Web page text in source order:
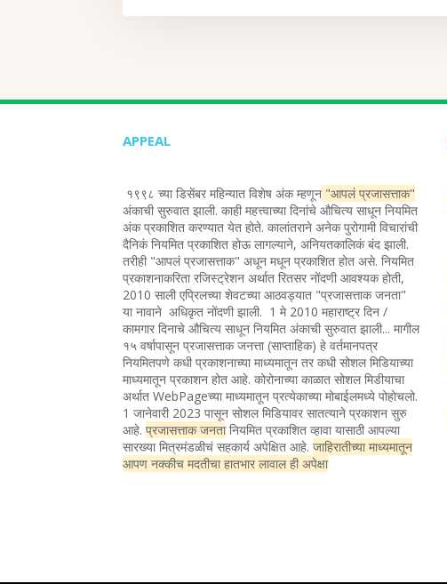
APPEAL
१९९८ च्या डिसेंबर महिन्यात विशेष अंक म्हणून "आपलं प्रजासत्ताक"
अंकाची सुरुवात झाली. काही महत्त्वाच्या दिनांचे औचित्य साधून नियमित
अंक प्रकाशित करण्यात येत होते. कालांतराने अनेक पुरोगामी विचारांची
दैनिकं नियमित प्रकाशित होऊ लागल्याने, अनियतकालिकं बंद झाली.
तरीही "आपलं प्रजासत्ताक" अधून मधून प्रकाशित होत असे. नियमित
प्रकाशनाकरिता रजिस्ट्रेशन अर्थात रितसर नोंदणी आवश्यक होती,
2010 साली एप्रिलच्या शेवटच्या आठवड्यात "प्रजासत्ताक जनता"
या नावाने अधिकृत नोंदणी झाली. 1 मे 2010 महाराष्ट्र दिन /
कामगार दिनाचे औचित्य साधून नियमित अंकाची सुरुवात झाली... मागील
१५ वर्षापासून प्रजासत्ताक जनत्ता (साप्ताहिक) हे वर्तमानपत्र
नियमितपणे कधी प्रकाशनाच्या माध्यमातून तर कधी सोशल मिडियाच्या
माध्यमातून प्रकाशन होत आहे. कोरोनाच्या काळात सोशल मिडीयाचा
अर्थात WebPageच्या माध्यमातून प्रत्येकाच्या मोबाईलमध्ये पोहोचलो.
1 जानेवारी 2023 पासून सोशल मिडियावर सातत्याने प्रकाशन सुरु
आहे. प्रजासत्ताक जनतानियमित प्रकाशित व्हावा यासाठी आपल्या
सारख्या मित्रमंडळीचं सहकार्य अपेक्षित आहे. जाहिरातीच्या माध्यमातून
आपण नक्कीच मदतीचा हातभार लावाल ही अपेक्षा